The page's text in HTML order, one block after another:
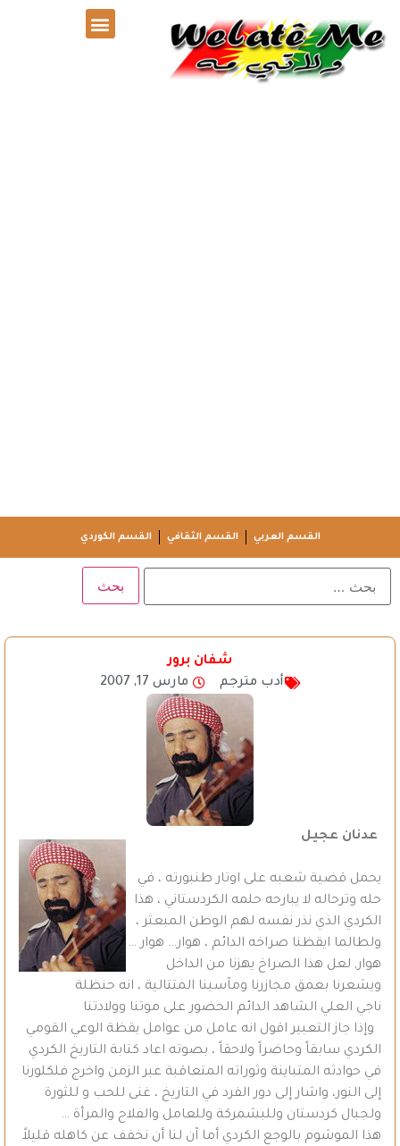
القسم العربي القسم الثقافي القسم الكوردي
شفان برور
أدب مترجم
مارس 17, 2007
عدنان عجيل
يحمل قضية شعبه على اوتار طنبورته ، في
حله وترحاله لا يبارحه حلمه الكردستاني ، هذا
الكردي الذي نذر نفسه لهم الوطن المبعثر ،
ولطالما ايقظنا صراخه الدائم ، هوار… هوار …
هوار, لعل هذا الصراخ يهزنا من الداخل
ويشعرنا بعمق مجازرنا ومآسينا المتتالية ، انه حنظلة
ناجي العلي الشاهد الدائم الحضور على موتنا وولادتنا
وإذا جاز التعبير اقول انه عامل من عوامل يقظة الوعي القومي
الكردي سابقاً وحاضراً ولاحقاً ، بصوته اعاد كتابة التاريخ الكردي
في حوادثه المتباينة وثوراته المتعاقبة عبر الزمن واخرج فلكلورنا
إلى النور، واشار إلى دور الفرد في التاريخ ، غنى للحب و للثورة
ولجبال كردستان وللبشمركة وللعامل والفلاح والمرأة …
هذا الموشوم بالوجع الكردي أما آن لنا أن نخفف عن كاهله قليلاً